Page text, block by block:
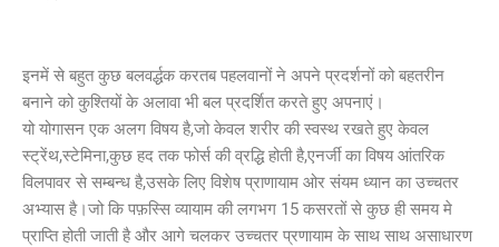
इनमें से बहुत कुछ बलवर्द्धक करतब पहलवानों ने अपने प्रदर्शनों को बहतरीन
बनाने को कुश्तियों के अलावा भी बल प्रदर्शित करते हुए अपनाएं।
यो योगासन एक अलग विषय है,जो केवल शरीर की स्वस्थ रखते हुए केवल
स्ट्रेंथ,स्टेमिना,कुछ हद तक फोर्स की व्रद्धि होती है,एनर्जी का विषय आंतरिक
विलपावर से सम्बन्ध है,उसके लिए विशेष प्राणायाम ओर संयम ध्यान का उच्चतर
अभ्यास है।जो कि पफ़स्सि व्यायाम की लगभग 15 कसरतों से कुछ ही समय मे
प्राप्ति होती जाती है और आगे चलकर उच्चतर प्रणायाम के साथ साथ असाधारण